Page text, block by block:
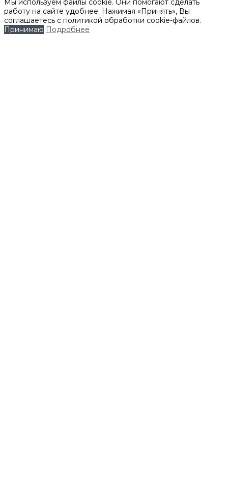
Мы используем файлы cookie. Они помогают сделать
работу на сайте удобнее. Нажимая «Принять», Вы
соглашаетесь с политикой обработки cookie-файлов.
Принимаю Подробнее